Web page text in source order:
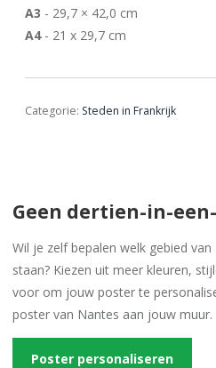
A3 - 29,7 × 42,0 cm
A4- 21 x 29,7 cm
Categorie: Steden in Frankrijk
Geen dertien-in-
Wil je zelf bepalen welk gebied
staan? Kiezen uit meer kleuren,
voor om jouw poster te
poster van Nantes aan jouw muur.
Poster personaliseren